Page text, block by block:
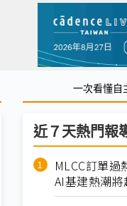
一次看懂自
近７天熱門報
MLCC訂單
AI基建熱潮將